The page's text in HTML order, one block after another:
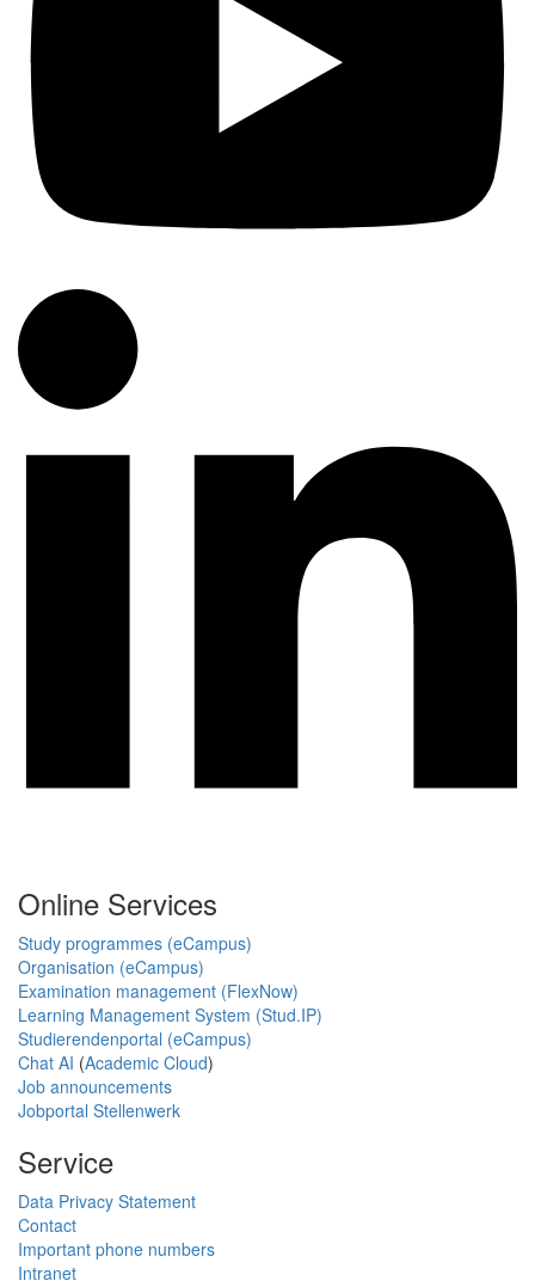
Online Services
Study programmes (eCampus)
Organisation (eCampus)
Examination management (FlexNow)
Learning Management System (Stud.IP)
Studierendenportal (eCampus)
Chat AI (Academic Cloud)
Job announcements
Jobportal Stellenwerk
Service
Data Privacy Statement
Contact
Important phone numbers
Intranet